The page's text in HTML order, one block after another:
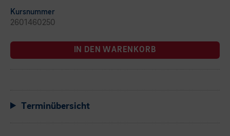
Kursnummer
2601460250
IN DEN WARENKORB
Terminübersicht